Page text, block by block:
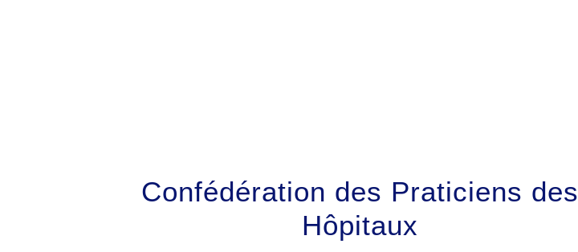
Confédération des Praticiens des
Hôpitaux